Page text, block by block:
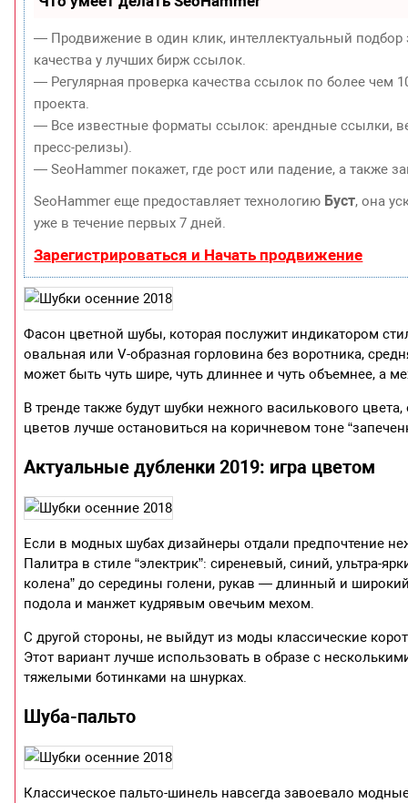
— Продвижение в один клик, интеллектуальный
качества у лучших бирж ссылок.
— Регулярная проверка качества ссылок по более чем
проекта.
— Все известные форматы ссылок: арендные ссылки,
пресс-релизы).
— SeoHammer покажет, где рост или падение, а также
SeoHammer еще предоставляет технологию Буст, она
уже в течение первых 7 дней.
Зарегистрироваться и Начать продвижение
Фасон цветной шубы, которая послужит индикатором
овальная или V-образная горловина без воротника,
может быть чуть шире, чуть длиннее и чуть объемнее, а
В тренде также будут шубки нежного василькового
цветов лучше остановиться на коричневом тоне
Актуальные дубленки 2019: игра цветом
Если в модных шубах дизайнеры отдали предпочтение
Палитра в стиле “электрик”: сиреневый, синий, ультра-
колена” до середины голени, рукав — длинный и
подола и манжет кудрявым овечьим мехом.
С другой стороны, не выйдут из моды классические
Этот вариант лучше использовать в образе с
тяжелыми ботинками на шнурках.
Шуба-пальто
Классическое пальто-шинель навсегда завоевало